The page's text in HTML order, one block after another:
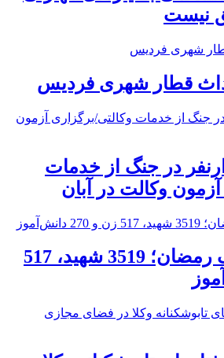
نیست
قطار شهری فردیس
20هزارنفر در جنگ از خدمات
وکالت در آبان
آمار شهدای جنگ رمضان؛ 3519 شهید، 517